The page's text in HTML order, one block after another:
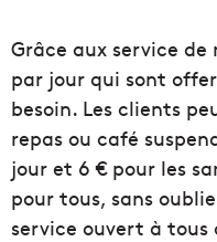
Grâce aux service
par jour qui sont
besoin. Les clients
repas ou café
jour et 6 € pour les
pour tous, sans
service ouvert à tous